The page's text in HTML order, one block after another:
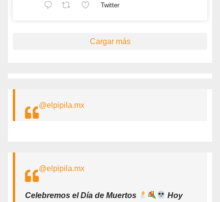
Twitter
Cargar más
@elpipila.mx
@elpipila.mx
Celebremos el Día de Muertos
Hoy